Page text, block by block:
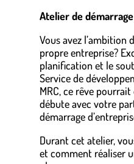
Atelier de
Vous avez l’ambition
propre entreprise?
planification et le
Service de
MRC, ce rêve
débute avec votre
démarrage
Durant cet atelier,
et comment réaliser